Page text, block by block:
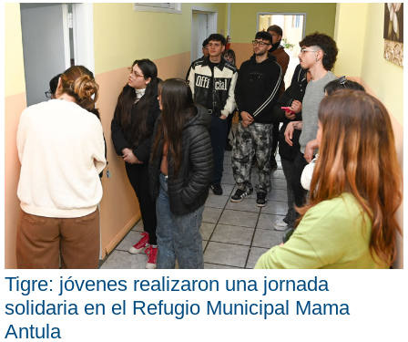
Tigre: jóvenes realizaron una jornada
solidaria en el Refugio Municipal Mama
Antula